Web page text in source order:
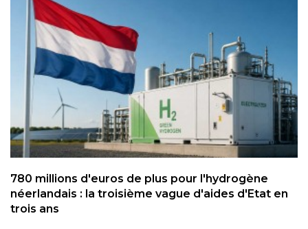
780 millions d'euros de plus pour l'hydrogène
néerlandais : la troisième vague d'aides d'Etat en
trois ans